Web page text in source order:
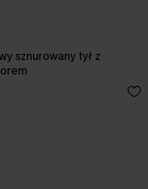
sznurowany tył z